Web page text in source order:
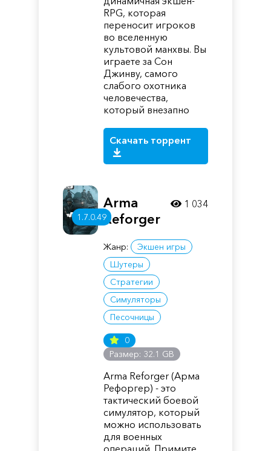
RPG, которая
переносит игроков
во вселенную
культовой манхвы. Вы
играете за Сон
Джинву, самого
слабого охотника
человечества,
который внезапно
Скачать торрент
1.7.0.49
Arma
Reforger
Жанр:
Экшен игры
Шутеры
Стратегии
Симуляторы
Песочницы
0
Размер: 32.1 GB
Arma Reforger (Арма
Рефоргер) - это
тактический боевой
симулятор, который
можно использовать
для военных
операций. Примите
1 034